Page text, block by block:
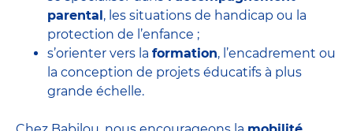
parental, les situations de handicap ou la
protection de l’enfance ;
s’orienter vers la formation, l’encadrement ou
la conception de projets éducatifs à plus
grande échelle.